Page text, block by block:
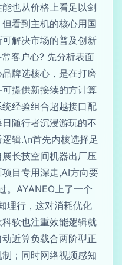
也从价格上看足以剑
看到主机的核心用国
解决市场的普及创新
客户心? 先分析表面
牌选核心，是在打磨
提供新接续的方计算
经验组合超越接口配
随行者沉浸游玩的不
辑.\n首先内核选择足
长技空间机器出厂压
目专用深走,AI方向要
。AYANEO上了一个
理行，这对消耗优化
软也注重效能逻辑就
近算负载合两阶型正
；同时网络视频感知